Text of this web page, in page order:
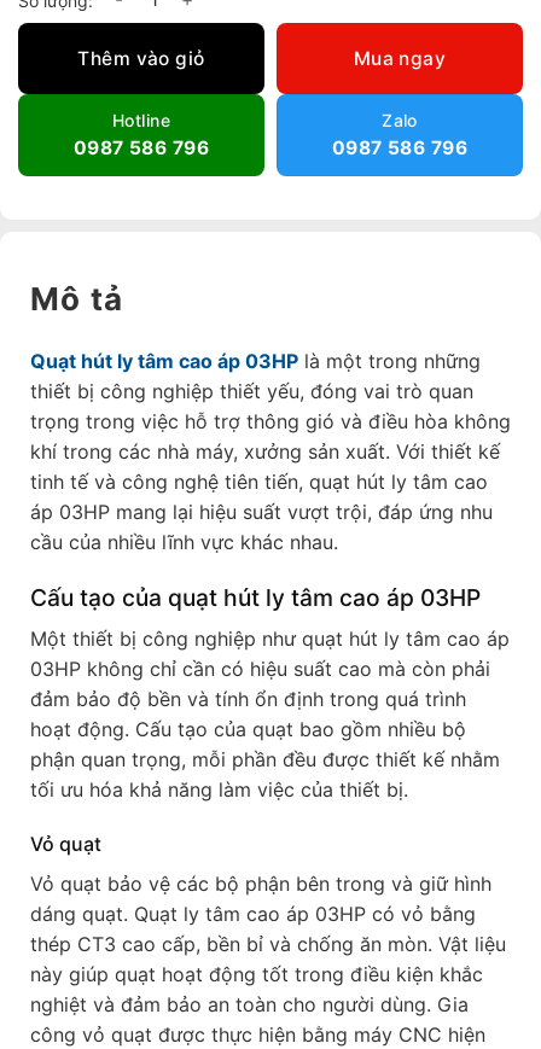
Thêm vào giỏ Mua ngay
Hotline
0987 586 796
Zalo
0987 586 796
Mô tả
Quạt hút ly tâm cao áp 03HP là một trong những
thiết bị công nghiệp thiết yếu, đóng vai trò quan
trọng trong việc hỗ trợ thông gió và điều hòa không
khí trong các nhà máy, xưởng sản xuất. Với thiết kế
tinh tế và công nghệ tiên tiến, quạt hút ly tâm cao
áp 03HP mang lại hiệu suất vượt trội, đáp ứng nhu
cầu của nhiều lĩnh vực khác nhau.
Cấu tạo của quạt hút ly tâm cao áp 03HP
Một thiết bị công nghiệp như quạt hút ly tâm cao áp
03HP không chỉ cần có hiệu suất cao mà còn phải
đảm bảo độ bền và tính ổn định trong quá trình
hoạt động. Cấu tạo của quạt bao gồm nhiều bộ
phận quan trọng, mỗi phần đều được thiết kế nhằm
tối ưu hóa khả năng làm việc của thiết bị.
Vỏ quạt
Vỏ quạt bảo vệ các bộ phận bên trong và giữ hình
dáng quạt. Quạt ly tâm cao áp 03HP có vỏ bằng
thép CT3 cao cấp, bền bỉ và chống ăn mòn. Vật liệu
này giúp quạt hoạt động tốt trong điều kiện khắc
nghiệt và đảm bảo an toàn cho người dùng. Gia
công vỏ quạt được thực hiện bằng máy CNC hiện